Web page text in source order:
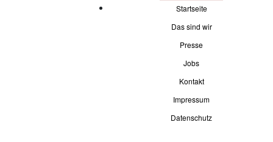
Startseite
Das sind wir
Presse
Jobs
Kontakt
Impressum
Datenschutz